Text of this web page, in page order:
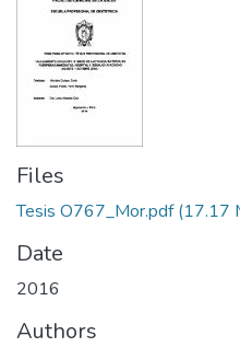
Files
Tesis O767_Mor.pdf(17.17
Date
2016
Authors